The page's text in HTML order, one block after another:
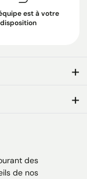
est à votre
disposition
des
de nos